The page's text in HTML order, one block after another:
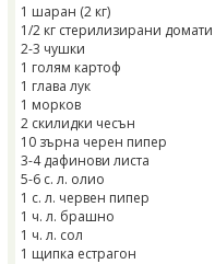
1 шаран (2 кг)
1/2 кг стерилизирани домати
2-3 чушки
1 голям картоф
1 глава лук
1 морков
2 скилидки чесън
10 зърна черен пипер
3-4 дафинови листа
5-6 с. л. олио
1 с. л. червен пипер
1 ч. л. брашно
1 ч. л. сол
1 щипка естрагон